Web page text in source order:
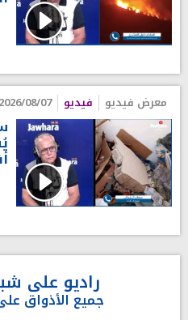
معرض فيديو فيديو 2026/08/07 09:50
راديو على
جميع الأذواق